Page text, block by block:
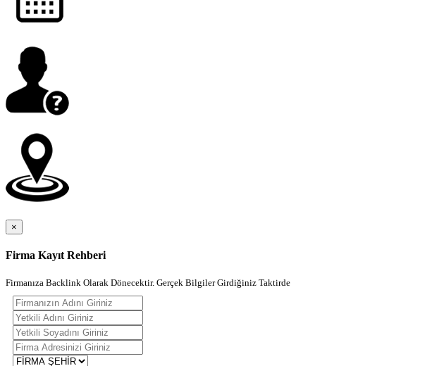
×
Firma Kayıt Rehberi
Firmanıza Backlink Olarak Dönecektir. Gerçek Bilgiler Girdiğiniz Taktirde